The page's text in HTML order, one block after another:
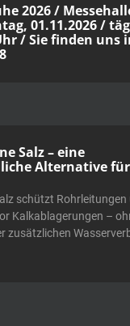
2026 /
01.11.2026 /
/ Sie finden uns
Salz – eine
Alternative
schützt Rohrleitungen
Kalkablagerungen –
zusätzlichen